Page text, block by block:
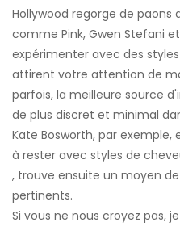
Hollywood regorge de
comme Pink, Gwen Stefani
expérimenter avec des
attirent votre attention de
parfois, la meilleure source
de plus discret et minimal
Kate Bosworth, par
à rester avec styles de
, trouve ensuite un moyen
pertinents.
Si vous ne nous croyez pas,